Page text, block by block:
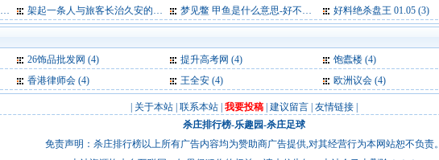
架起一条人与旅客长治久安的旅途之路 (3) 梦见鳖 甲鱼是什么意思-好不好-代表什么-周公解梦 (3) 好料绝杀盘王 01.05 (3)
26饰品批发网 (4) 提升高考网 (4) 饱蠹楼 (4)
香港律师会 (4) 王全安 (4) 欧洲议会 (4)
关于本站 联系本站 我要投稿 建议留言 友情链接
杀庄排行榜-乐趣园-杀庄足球
免责声明：杀庄排行榜以上所有广告内容均为赞助商广告提供,对其经营行为本网站恕不负责。